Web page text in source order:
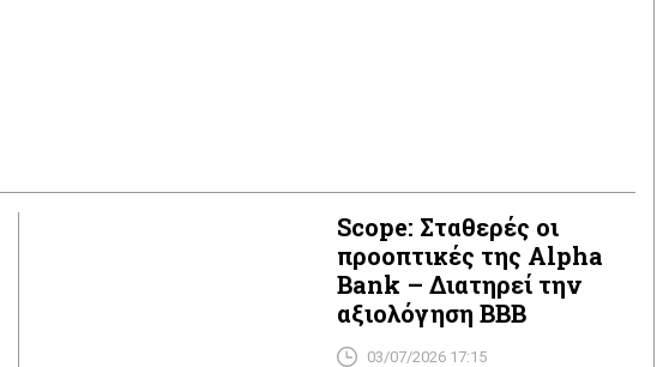
Scope: Σταθερές οι
προοπτικές της Alpha
Bank – Διατηρεί την
αξιολόγηση BBB
03/07/2026 17:15